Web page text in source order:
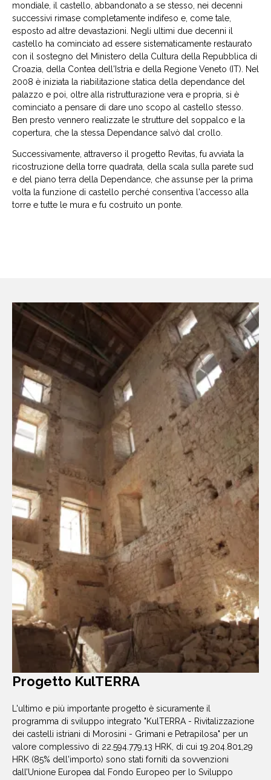
mondiale, il castello, abbandonato a se stesso, nei decenni
successivi rimase completamente indifeso e, come tale,
esposto ad altre devastazioni. Negli ultimi due decenni il
castello ha cominciato ad essere sistematicamente restaurato
con il sostegno del Ministero della Cultura della Repubblica di
Croazia, della Contea dell'Istria e della Regione Veneto (IT). Nel
2008 è iniziata la riabilitazione statica della dependance del
palazzo e poi, oltre alla ristrutturazione vera e propria, si è
cominciato a pensare di dare uno scopo al castello stesso.
Ben presto vennero realizzate le strutture del soppalco e la
copertura, che la stessa Dependance salvò dal crollo.
Successivamente, attraverso il progetto Revitas, fu avviata la
ricostruzione della torre quadrata, della scala sulla parete sud
e del piano terra della Dependance, che assunse per la prima
volta la funzione di castello perché consentiva l'accesso alla
torre e tutte le mura e fu costruito un ponte.
Progetto KulTERRA
L'ultimo e più importante progetto è sicuramente il
programma di sviluppo integrato "KulTERRA - Rivitalizzazione
dei castelli istriani di Morosini - Grimani e Petrapilosa" per un
valore complessivo di 22.594.779,13 HRK, di cui 19.204.801,29
HRK (85% dell'importo) sono stati forniti da sovvenzioni
dall’Unione Europea dal Fondo Europeo per lo Sviluppo